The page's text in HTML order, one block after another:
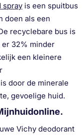
spray is een spuitbus
doen als een
recyclebare bus is
er 32% minder
een kleinere
door de minerale
gevoelige huid.
Vichy deodorant